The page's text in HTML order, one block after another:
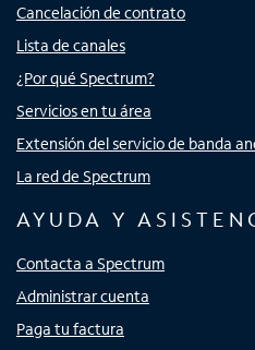
Cancelación de contrato
Lista de canales
¿Por qué Spectrum?
Servicios en tu área
Extensión del servicio de banda
La red de Spectrum
AYUDA Y
Contacta a Spectrum
Administrar cuenta
Paga tu factura